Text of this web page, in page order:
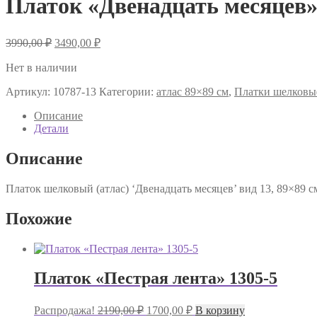
Платок «Двенадцать
3990,00₽ Первоначальная
составляла
3490,00 ₽Текущая
Нет в наличии
Артикул: 10787-13 Категории: атлас 89×89 см, Платки
Описание
Детали
Описание
Платок шелковый (атлас) ‘Двенадцать месяцев’ вид 13, 89×89
Похожие
Платок «Пестрая лента» 1305-5
Распродажа! 2190,00₽ Первоначальная
1700,00 ₽Текущая
В корзину